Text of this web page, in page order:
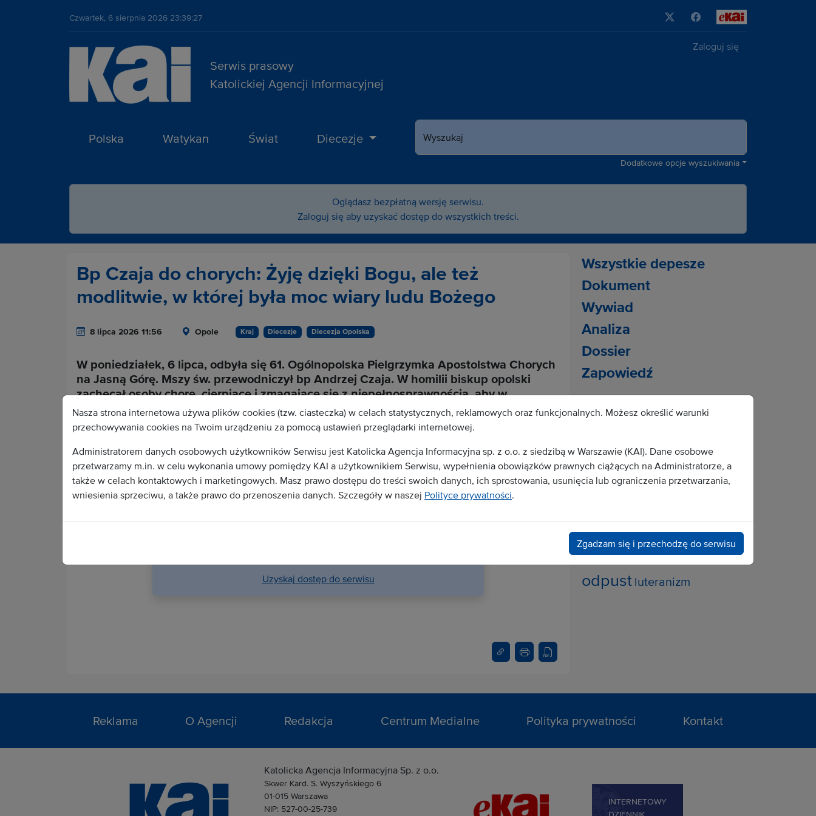
Czwartek, 6 sierpnia 2026 23:39:27
Serwis prasowy
Katolickiej Agencji Informacyjnej
Zaloguj się
Polska Watykan Świat Diecezje Wyszukaj
Dodatkowe opcje wyszukiwania
Oglądasz bezpłatną wersję serwisu.
Zaloguj się aby uzyskać dostęp do wszystkich treści.
Bp Czaja do chorych: Żyję dzięki Bogu, ale też
modlitwie, w której była moc wiary ludu Bożego
8 lipca 2026 11:56 Opole Kraj Diecezje Diecezja Opolska
W poniedziałek, 6 lipca, odbyła się 61. Ogólnopolska Pielgrzymka Apostolstwa Chorych
na Jasną Górę. Mszy św. przewodniczył bp Andrzej Czaja. W homilii biskup opolski
zachęcał osoby chore, cierpiące i zmagające się z niepełnosprawnością, aby w
doświadczeniu krzyża nie traciły nadziei, lecz czerpały siłę z pamięci o wielkich
dziełach Boga oraz z ufności pokładanej w Jezusie Chrystusie.
Cała treść depeszy dostępna jest dla zalogowanych użytkowników.
Warunki abonamentu
Aby stać się odbiorcą Serwisu należy podpisać stosowną umowę z
Uzyskaj dostęp do serwisu
Wszystkie depesze
Dokument
Wywiad
Analiza
Dossier
Zapowiedź
Popularne tematy:
eutanazja parafia
alkoholizmdyspensa fundacja
literaturaJezus Chrystus
bezdomnimodlitwa
odpust luteranizm
Nasza strona internetowa używa plików cookies (tzw. ciasteczka) w celach statystycznych, reklamowych oraz funkcjonalnych. Możesz określić warunki
przechowywania cookies na Twoim urządzeniu za pomocą ustawień przeglądarki internetowej.
Administratorem danych osobowych użytkowników Serwisu jest Katolicka Agencja Informacyjna sp. z o.o. z siedzibą w Warszawie (KAI). Dane osobowe
przetwarzamy m.in. w celu wykonania umowy pomiędzy KAI a użytkownikiem Serwisu, wypełnienia obowiązków prawnych ciążących na Administratorze, a
także w celach kontaktowych i marketingowych. Masz prawo dostępu do treści swoich danych, ich sprostowania, usunięcia lub ograniczenia przetwarzania,
wniesienia sprzeciwu, a także prawo do przenoszenia danych. Szczegóły w naszej Polityce prywatności
Zgadzam się i przechodzę do serwisu
Reklama O Agencji Redakcja Centrum Medialne Polityka prywatności Kontakt
Katolicka Agencja Informacyjna Sp. z o.o.
Skwer Kard. S. Wyszyńskiego 6
01-015 Warszawa
NIP: 527-00-25-739
INTERNETOWY
DZIENNIK